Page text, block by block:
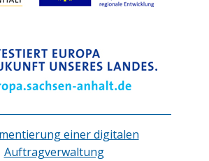
einer digitalen
Auftragverwaltung